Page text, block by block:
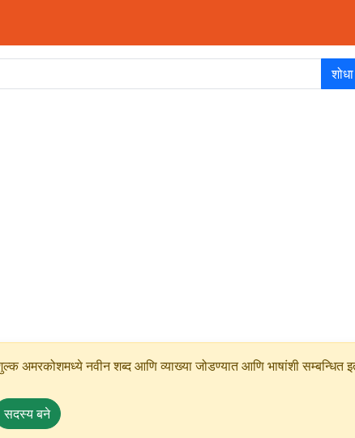
शोधा
नवीन शब्द आणि व्याख्या जोडण्यात आणि भाषांशी सम्बन्धित
सदस्य बने